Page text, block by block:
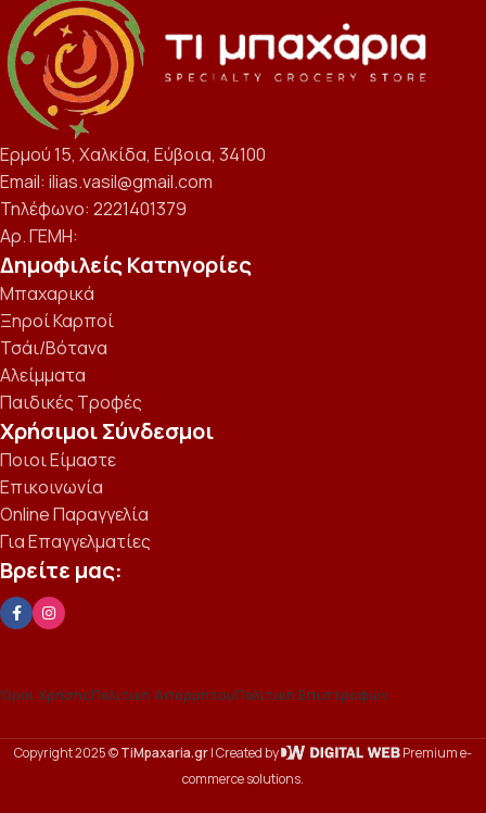
Ερμού 15, Χαλκίδα, Εύβοια, 34100
Email: ilias.vasil@gmail.com
Τηλέφωνο: 2221401379
Αρ. ΓΕΜΗ:
Δημοφιλείς Κατηγορίες
Μπαχαρικά
Ξηροί Καρποί
Τσάι/Βότανα
Αλείμματα
Παιδικές Τροφές
Χρήσιμοι Σύνδεσμοι
Ποιοι Είμαστε
Επικοινωνία
Online Παραγγελία
Για Επαγγελματίες
Βρείτε μας:
Όροι ΧρήσηςΠολιτική ΑπορρήτουΠολιτική Επιστροφών
Copyright 2025 ©TiMpaxaria.gr| Created by
Premium e-
commerce solutions.